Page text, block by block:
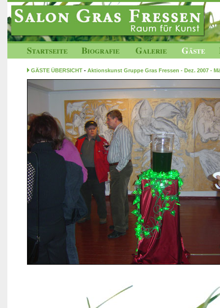
GÄSTE ÜBERSICHT - Aktionskunst Gruppe Gras Fressen - Dez. 2007 -